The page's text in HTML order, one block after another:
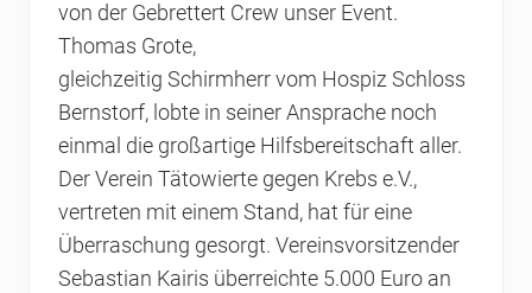
von der Gebrettert Crew unser Event.
Thomas Grote,
gleichzeitig Schirmherr vom Hospiz Schloss
Bernstorf, lobte in seiner Ansprache noch
einmal die großartige Hilfsbereitschaft aller.
Der Verein Tätowierte gegen Krebs e.V.,
vertreten mit einem Stand, hat für eine
Überraschung gesorgt. Vereinsvorsitzender
Sebastian Kairis überreichte 5.000 Euro an